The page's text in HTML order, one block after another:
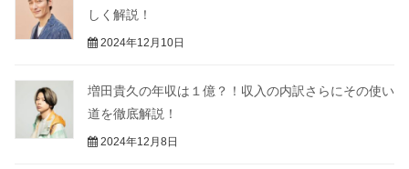
しく解説！
2024年12月10日
増田貴久の年収は１億？！収入の内訳さらにその使い
道を徹底解説！
2024年12月8日